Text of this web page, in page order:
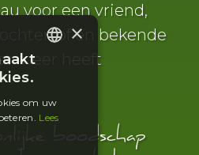
voor een vriend,
of en bekende
meer heeft
boodschap
×
om uw
Lees